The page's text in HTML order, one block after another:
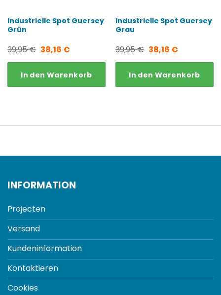
Industrielle Spot Guersey
Grün
39,95€ Ursprünglicher
Preis
war:
38,16 €Aktueller
Preis
ist:
In den Warenkorb
Industrielle Spot Guersey
Grau
39,95€ Ursprünglicher
Preis
war:
38,16 €Aktueller
Preis
ist:
In den Warenkorb
INFORMATION
Projecten
Versand
Kundeninformation
Kontaktieren
Cookies